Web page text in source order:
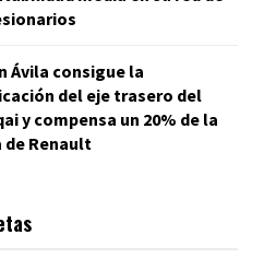
Ávila consigue la
del eje trasero del
y compensa un 20% de la
de Renault